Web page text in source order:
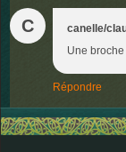
C canelle/
Une
Répondre